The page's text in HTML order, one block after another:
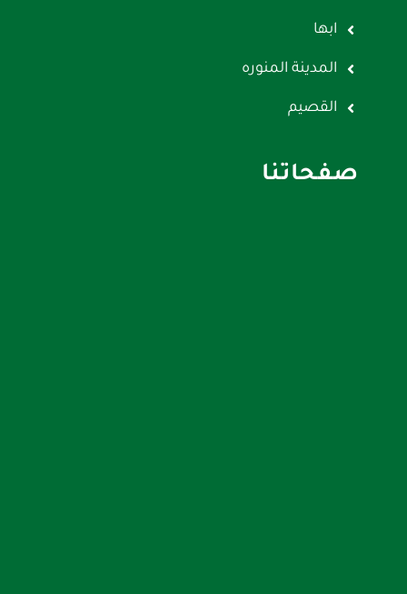
ابها
المدينة المنوره
القصيم
صفحاتنا